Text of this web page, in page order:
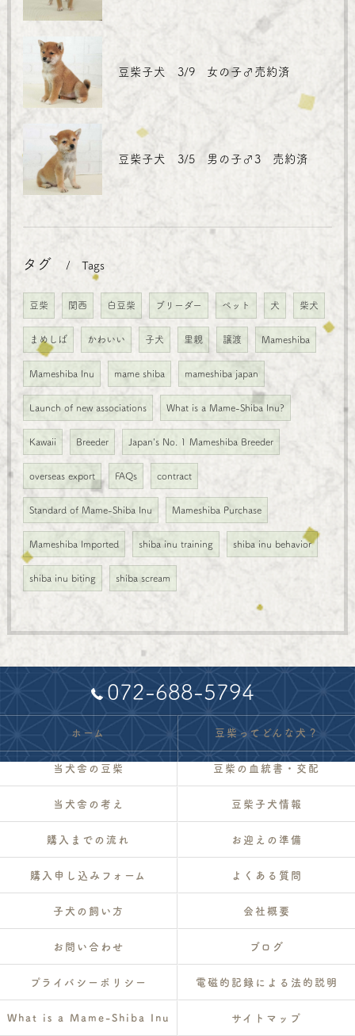
豆柴子犬 3/9 女の子♂売約済
豆柴子犬 3/5 男の子♂3 売約済
タグ Tags
豆柴 関西 白豆柴 ブリーダー ペット 犬 柴犬
まめしば かわいい 子犬 里親 譲渡 Mameshiba
Mameshiba Inu mame shiba mameshiba japan
Launch of new associations What is a Mame-Shiba Inu?
Kawaii Breeder Japan's No. 1 Mameshiba Breeder
overseas export FAQs contract
Standard of Mame-Shiba Inu Mameshiba Purchase
Mameshiba Imported shiba inu training shiba inu behavior
shiba inu biting shiba scream
072-688-5794
ホーム 豆柴ってどんな犬？
当犬舎の豆柴 豆柴の血統書・交配
当犬舎の考え 豆柴子犬情報
購入までの流れ お迎えの準備
購入申し込みフォーム よくある質問
子犬の飼い方 会社概要
お問い合わせ ブログ
プライバシーポリシー 電磁的記録による法的説明
What is a Mame-Shiba Inu サイトマップ